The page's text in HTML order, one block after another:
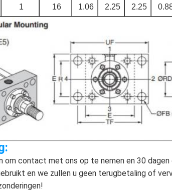
1 16 1.06 2.25 2.25
om contact met ons op te nemen en 30
en we zullen u geen terugbetaling of